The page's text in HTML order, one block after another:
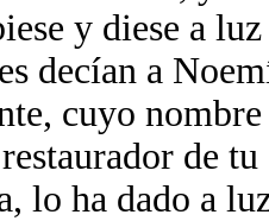
y diese a
decían a
cuyo
de
lo ha dado a